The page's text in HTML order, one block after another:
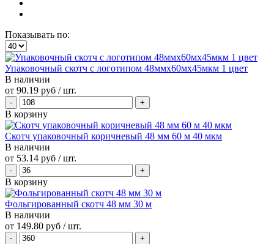
Показывать по:
Упаковочный скотч с логотипом 48ммx60мx45мкм 1 цвет
В наличии
от 90.19 руб / шт.
В корзину
Скотч упаковочный коричневый 48 мм 60 м 40 мкм
В наличии
от 53.14 руб / шт.
В корзину
Фольгированный скотч 48 мм 30 м
В наличии
от 149.80 руб / шт.